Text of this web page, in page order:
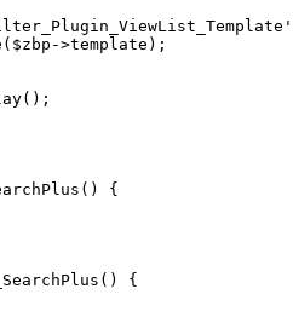
>template);
{
{